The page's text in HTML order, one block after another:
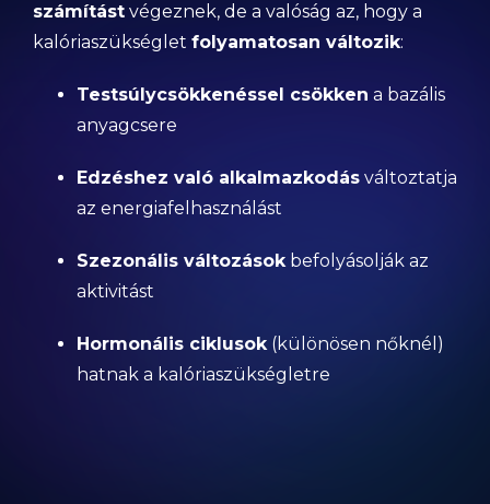
számítást végeznek, de a valóság az, hogy a
kalóriaszükséglet folyamatosan változik:
Testsúlycsökkenéssel csökken a bazális
anyagcsere
Edzéshez való alkalmazkodás változtatja
az energiafelhasználást
Szezonális változásokbefolyásolják az
aktivitást
Hormonális ciklusok(különösen nőknél)
hatnak a kalóriaszükségletre